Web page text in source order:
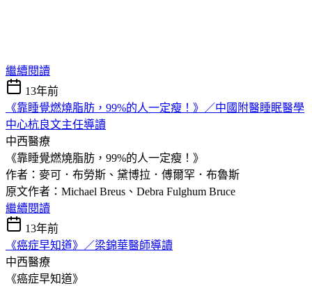
繼續閱讀
13年前
《靠睡覺燃燒脂肪，99%的人一定瘦！》／中國附醫睡眠醫學
中心杭良文主任導讀
中西醫療
《靠睡覺燃燒脂肪，99%的人一定瘦！》
作者：麥可．布勞斯、黛博拉．傅爾罕．布魯斯
原文作者：Michael Breus、Debra Fulghum Bruce
繼續閱讀
13年前
《癌症早知道》／梁錦華醫師導讀
中西醫療
《癌症早知道》